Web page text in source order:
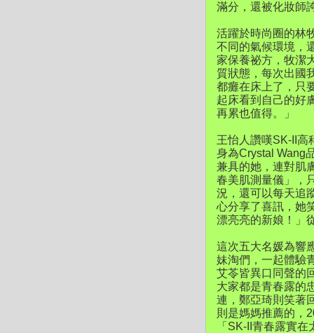
滿分，還被化妝師
活躍於時尚圈的林
不同的氣候環境，
家保養祕方，牧潔
質狀態，每次出國
都癱在床上了，只
起床看到自己的好
再累也值得。」
王怡人讚嘆SK-II
身為Crystal Wang
兼具的她，連對肌
春美肌測量儀」，
況，還可以每天追
心分享了喜訊，她
漂亮亮的新娘！」
這次五大名媛為響
妹淘們，一起體驗
艾苓皆異口同聲的
大家都是青春露的
連，鄭亞琦則笑著
則是媽媽推薦的，
「SK-II青春露實